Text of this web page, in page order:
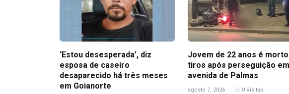
‘Estou desesperada’, diz
esposa de caseiro
desaparecido há três meses
em Goianorte
Jovem de 22 anos é
tiros após perseguição em
avenida de Palmas
agosto 7, 2026 0 Visitas